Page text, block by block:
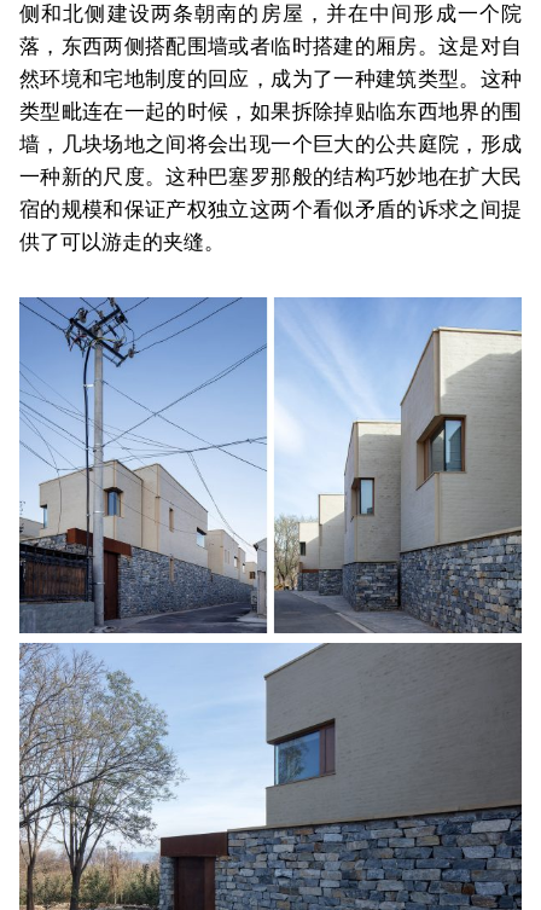
侧和北侧建设两条朝南的房屋，并在中间形成一个院
落，东西两侧搭配围墙或者临时搭建的厢房。这是对自
然环境和宅地制度的回应，成为了一种建筑类型。这种
类型毗连在一起的时候，如果拆除掉贴临东西地界的围
墙，几块场地之间将会出现一个巨大的公共庭院，形成
一种新的尺度。这种巴塞罗那般的结构巧妙地在扩大民
宿的规模和保证产权独立这两个看似矛盾的诉求之间提
供了可以游走的夹缝。